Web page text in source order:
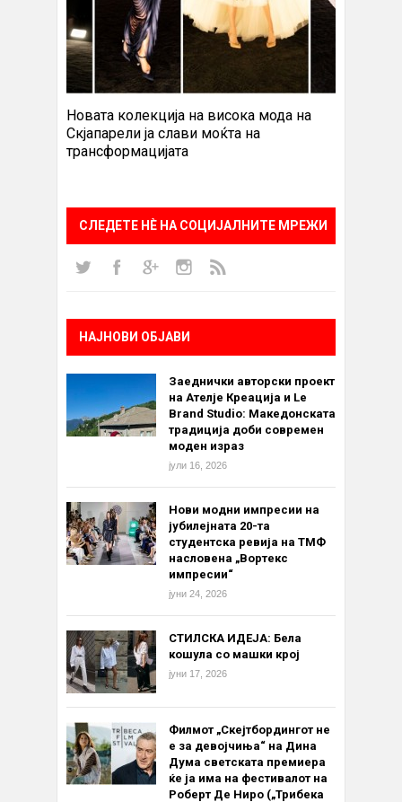
Новата колекција на висока мода на
Скјапарели ја слави моќта на
трансформацијата
СЛЕДЕТЕ НÈ НА СОЦИЈАЛНИТЕ МРЕЖИ
НАЈНОВИ ОБЈАВИ
Заеднички авторски проект
на Ателје Креација и Le
Brand Studio: Македонската
традиција доби современ
моден израз
јули 16, 2026
Нови модни импресии на
јубилејната 20-та
студентска ревија на ТМФ
насловена „Вортекс
импресии“
јуни 24, 2026
СТИЛСКА ИДЕЈА: Бела
кошула со машки крој
јуни 17, 2026
Филмот „Скејтбордингот не
е за девојчиња“ на Дина
Дума светската премиера
ќе ја има на фестивалот на
Роберт Де Ниро („Трибека